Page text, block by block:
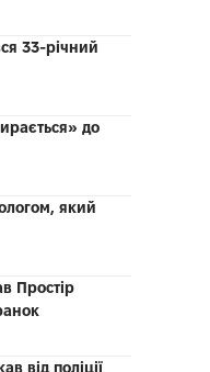
33-річний
до
який
Простір
від поліції